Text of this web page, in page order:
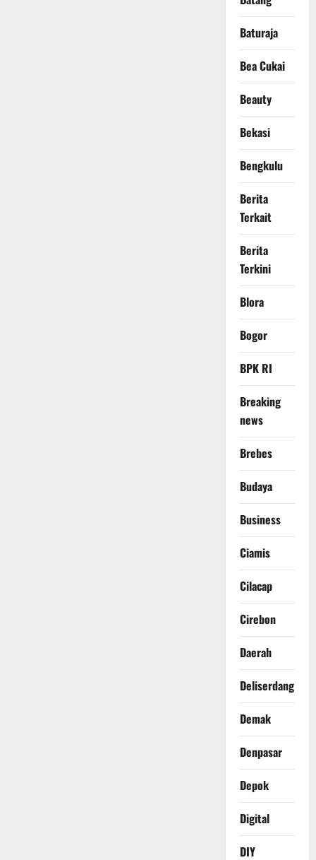
Baturaja
Bea Cukai
Beauty
Bekasi
Bengkulu
Berita
Terkait
Berita
Terkini
Blora
Bogor
BPK RI
Breaking
news
Brebes
Budaya
Business
Ciamis
Cilacap
Cirebon
Daerah
Deliserdang
Demak
Denpasar
Depok
Digital
DIY